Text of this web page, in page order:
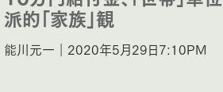
派的「家族」観
能川元一｜2020年5月29日7:10PM